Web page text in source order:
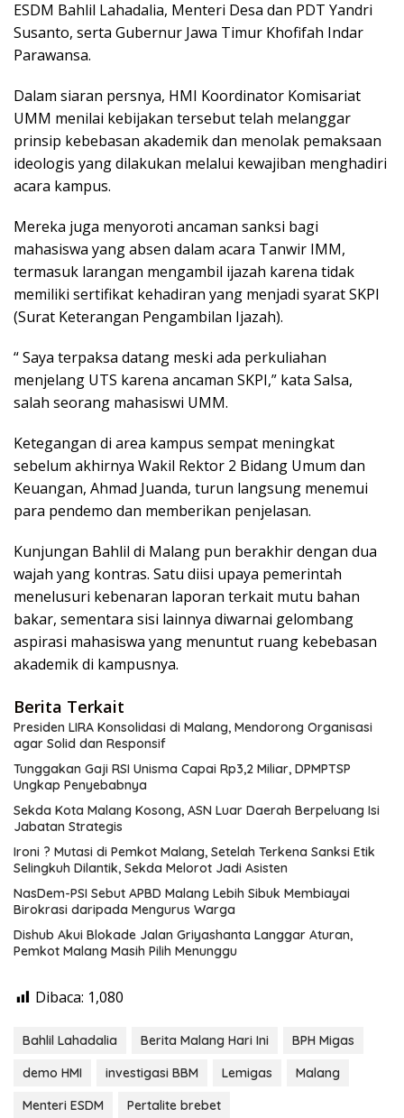
ESDM Bahlil Lahadalia, Menteri Desa dan PDT Yandri
Susanto, serta Gubernur Jawa Timur Khofifah Indar
Parawansa.
Dalam siaran persnya, HMI Koordinator Komisariat
UMM menilai kebijakan tersebut telah melanggar
prinsip kebebasan akademik dan menolak pemaksaan
ideologis yang dilakukan melalui kewajiban menghadiri
acara kampus.
Mereka juga menyoroti ancaman sanksi bagi
mahasiswa yang absen dalam acara Tanwir IMM,
termasuk larangan mengambil ijazah karena tidak
memiliki sertifikat kehadiran yang menjadi syarat SKPI
(Surat Keterangan Pengambilan Ijazah).
“ Saya terpaksa datang meski ada perkuliahan
menjelang UTS karena ancaman SKPI,” kata Salsa,
salah seorang mahasiswi UMM.
Ketegangan di area kampus sempat meningkat
sebelum akhirnya Wakil Rektor 2 Bidang Umum dan
Keuangan, Ahmad Juanda, turun langsung menemui
para pendemo dan memberikan penjelasan.
Kunjungan Bahlil di Malang pun berakhir dengan dua
wajah yang kontras. Satu diisi upaya pemerintah
menelusuri kebenaran laporan terkait mutu bahan
bakar, sementara sisi lainnya diwarnai gelombang
aspirasi mahasiswa yang menuntut ruang kebebasan
akademik di kampusnya.
Berita Terkait
Presiden LIRA Konsolidasi di Malang, Mendorong Organisasi
agar Solid dan Responsif
Tunggakan Gaji RSI Unisma Capai Rp3,2 Miliar, DPMPTSP
Ungkap Penyebabnya
Sekda Kota Malang Kosong, ASN Luar Daerah Berpeluang Isi
Jabatan Strategis
Ironi ? Mutasi di Pemkot Malang, Setelah Terkena Sanksi Etik
Selingkuh Dilantik, Sekda Melorot Jadi Asisten
NasDem-PSI Sebut APBD Malang Lebih Sibuk Membiayai
Birokrasi daripada Mengurus Warga
Dishub Akui Blokade Jalan Griyashanta Langgar Aturan,
Pemkot Malang Masih Pilih Menunggu
Dibaca: 1,080
Bahlil Lahadalia Berita Malang Hari Ini
BPH Migas
demo HMI
investigasi BBM Lemigas
Malang
Menteri ESDM
Pertalite brebet